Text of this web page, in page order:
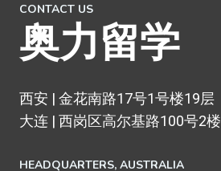
CONTACT US
奥力留学
西安 | 金花南路17号1号楼19层
大连 | 西岗区高尔基路100号2楼
HEADQUARTERS​, AUSTRALIA